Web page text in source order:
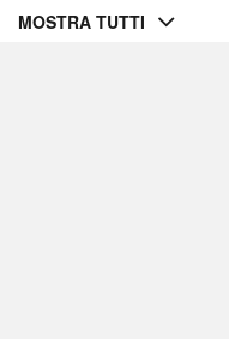
MOSTRA TUTTI